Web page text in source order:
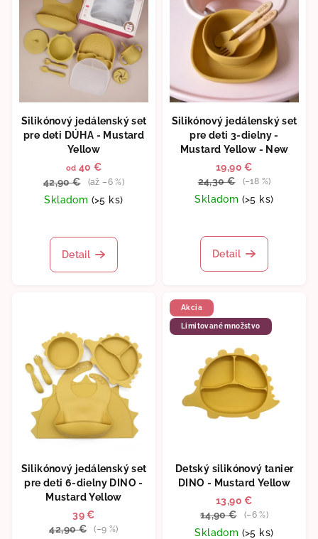
Silikónový jedálenský set
pre deti DÚHA - Mustard
Yellow
od 40 €
42,90 €
(až –6 %)
Skladom (>5 ks)
Detail
Silikónový jedálenský set
pre deti 3-dielny -
Mustard Yellow - New
19,90 €
24,30 €
(–18 %)
Skladom (>5 ks)
hodnotenie
produktu
hviezdičiek.
Detail
Silikónový jedálenský set
pre deti 6-dielny DINO -
Mustard Yellow
39 €
42,90 €
(–9 %)
Akcia
Limitované množstvo
Detský silikónový tanier
DINO - Mustard Yellow
13,90 €
14,90 €
(–6 %)
Skladom (>5 ks)